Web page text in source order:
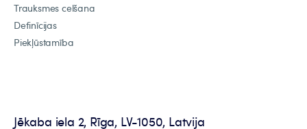
Trauksmes celšana
Definīcijas
Piekļūstamība
Jēkaba iela 2, Rīga, LV-1050, Latvija